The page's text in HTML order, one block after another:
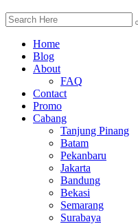
Home
Blog
About
FAQ
Contact
Promo
Cabang
Tanjung Pinang
Batam
Pekanbaru
Jakarta
Bandung
Bekasi
Semarang
Surabaya